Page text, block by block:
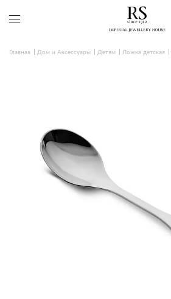
Главная Дом и Аксессуары Детям Ложка детская